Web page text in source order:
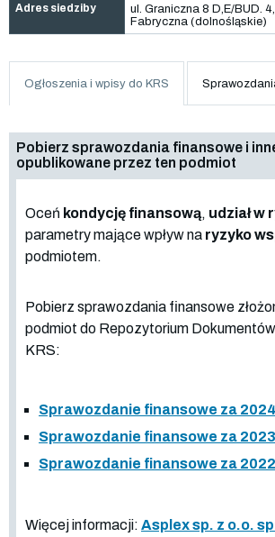
Adres siedziby
ul. Graniczna 8 D,E/BUD.
Fabryczna (dolnośląskie)
Ogłoszenia i wpisy do KRS
Pobierz sprawozdania finansowe i
opublikowane przez ten podmiot
Oceń kondycję finansową, udział w
parametry mające wpływ na ryzyko
podmiotem.
Pobierz sprawozdania finansowe
podmiot do Repozytorium
KRS:
Sprawozdanie finansowe za
Sprawozdanie finansowe za
Sprawozdanie finansowe za
Więcej informacji: Asplex sp. z o.o.